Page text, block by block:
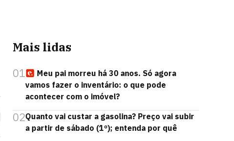
Mais lidas
01
Meu pai morreu há 30 anos. Só agora
vamos fazer o inventário: o que pode
acontecer com o imóvel?
02Quanto vai custar a gasolina? Preço vai subir
a partir de sábado (1º); entenda por quê